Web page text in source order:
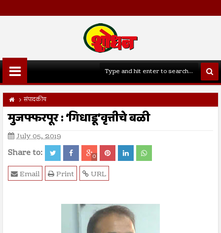
संपादकीय
मुजफ्फरपूर : ‘गिधाडू’वृत्तीचे बळी
July 05, 2019
Share to: 0
URL
Print
Email